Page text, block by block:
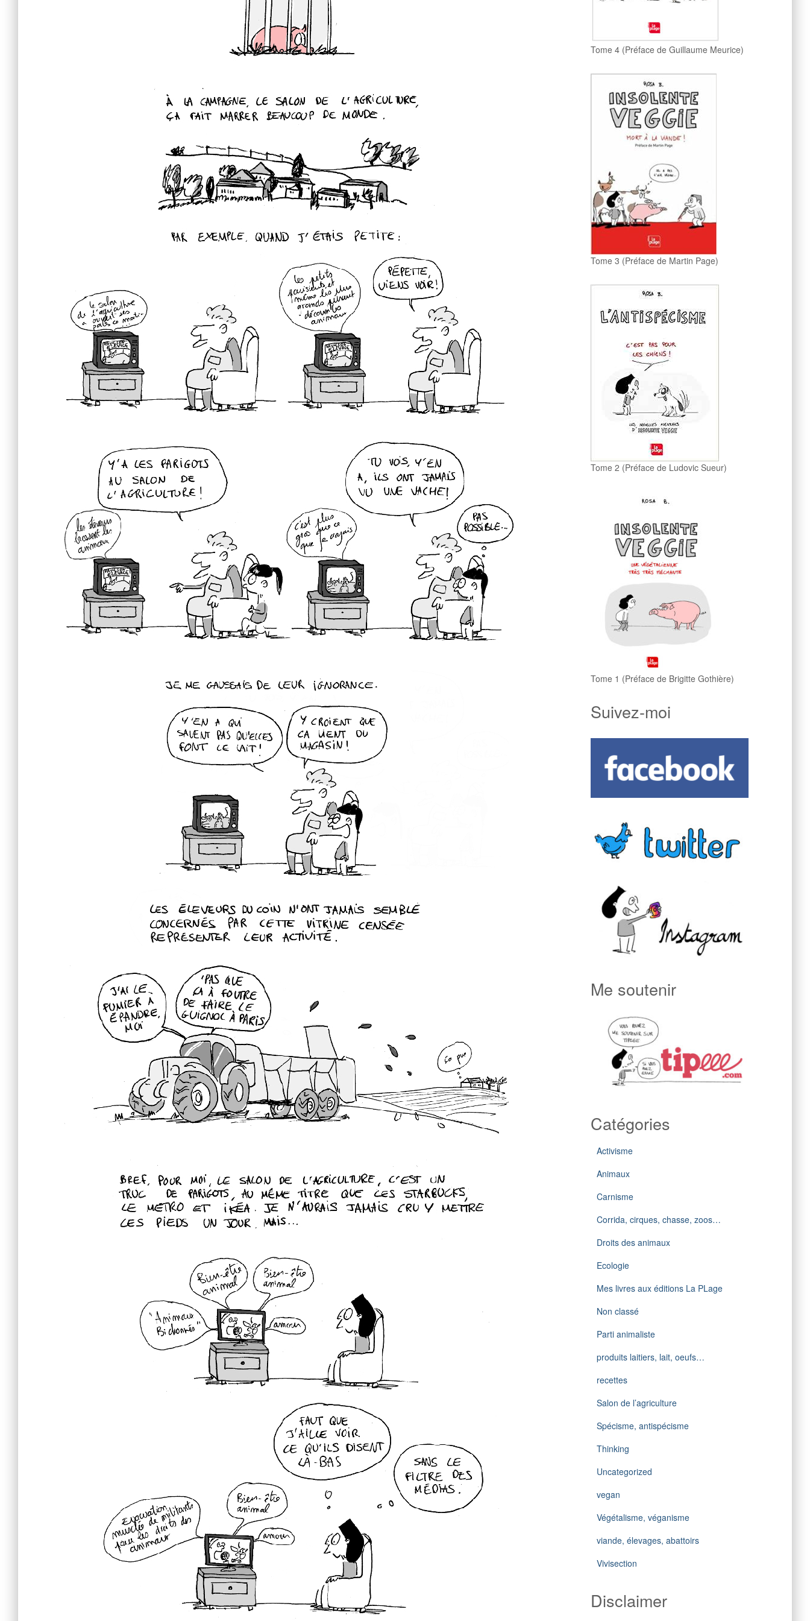
Tome 4 (Préface de Guillaume Meurice)
Tome 3 (Préface de Martin Page)
Tome 2 (Préface de Ludovic Sueur)
Tome 1 (Préface de Brigitte Gothière)
Suivez-moi
Me soutenir
Catégories
Activisme
Animaux
Carnisme
Corrida, cirques, chasse, zoos…
Droits des animaux
Ecologie
Mes livres aux éditions La PLage
Non classé
Parti animaliste
produits laitiers, lait, oeufs…
recettes
Salon de l’agriculture
Spécisme, antispécisme
Thinking
Uncategorized
vegan
Végétalisme, véganisme
viande, élevages, abattoirs
Vivisection
Disclaimer